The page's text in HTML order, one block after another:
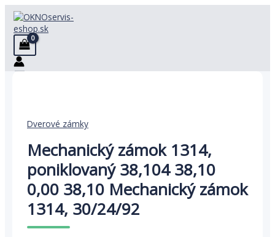
Preskočiť
na
obsah
Dverové zámky
Mechanický zámok 1314,
poniklovaný 38,104 38,10
0,00 38,10 Mechanický zámok
1314, 30/24/92